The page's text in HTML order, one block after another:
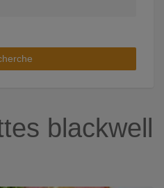
blackwell